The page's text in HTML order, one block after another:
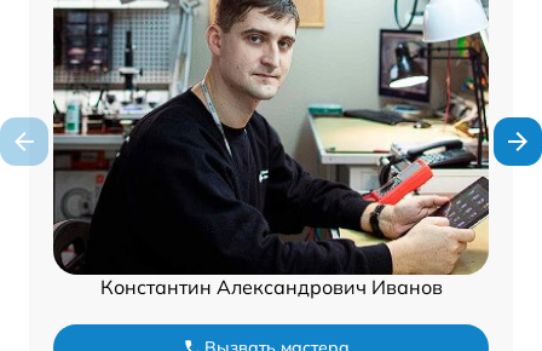
Константин Александрович Иванов